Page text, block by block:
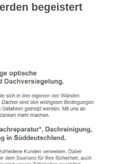
begeistert